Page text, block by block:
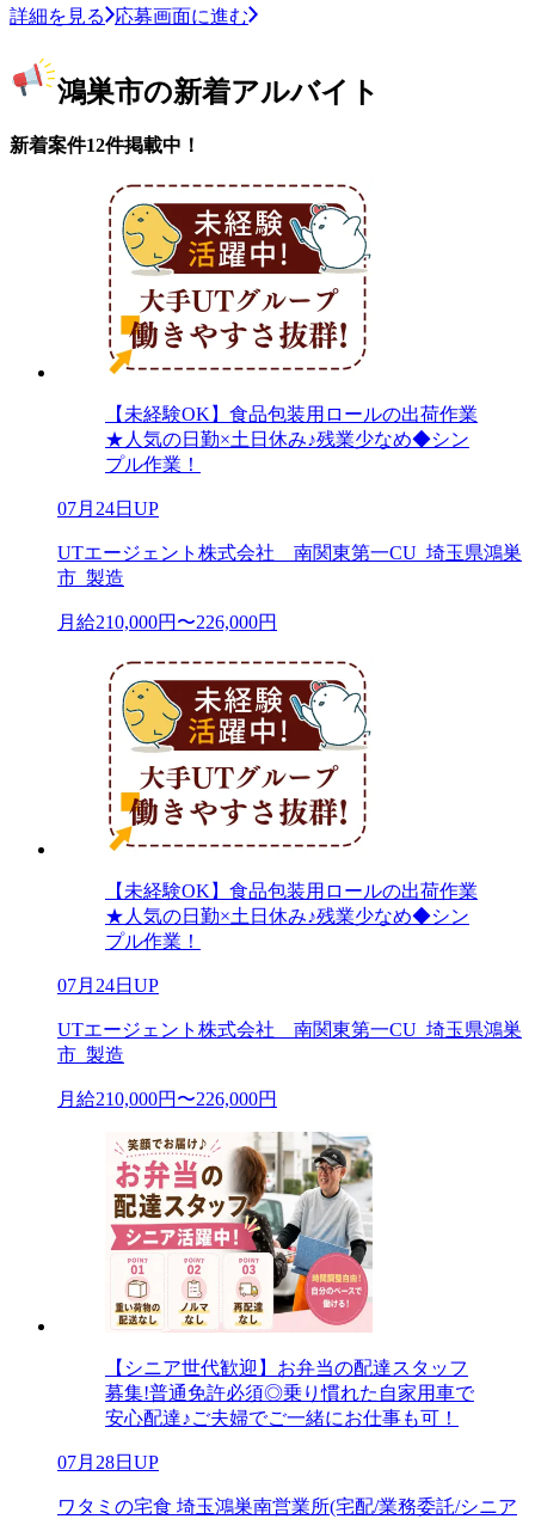
詳細を見る 応募画面に進む
鴻巣市の新着アルバイト
新着案件12件掲載中！
【未経験OK】食品包装用ロールの出荷作業
★人気の日勤×土日休み♪残業少なめ◆シン
プル作業！
07月24日UP
UTエージェント株式会社 南関東第一CU_埼玉県鴻巣
市_製造
月給210,000円〜226,000円
【未経験OK】食品包装用ロールの出荷作業
★人気の日勤×土日休み♪残業少なめ◆シン
プル作業！
07月24日UP
UTエージェント株式会社 南関東第一CU_埼玉県鴻巣
市_製造
月給210,000円〜226,000円
【シニア世代歓迎】お弁当の配達スタッフ
募集!普通免許必須◎乗り慣れた自家用車で
安心配達♪ご夫婦でご一緒にお仕事も可！
07月28日UP
ワタミの宅食 埼玉鴻巣南営業所(宅配/業務委託/シニア